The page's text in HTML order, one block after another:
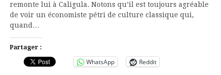
remonte lui à Caligula. Notons qu’il est toujours agréable
de voir un économiste pétri de culture classique qui,
quand…
Partager :
WhatsApp Reddit